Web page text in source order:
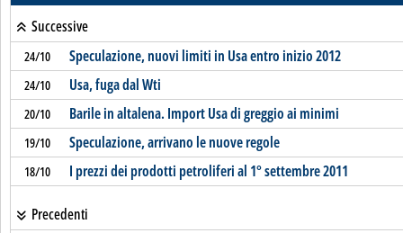
Successive
24/10 Speculazione, nuovi limiti in Usa entro inizio 2012
24/10 Usa, fuga dal Wti
20/10 Barile in altalena. Import Usa di greggio ai minimi
19/10 Speculazione, arrivano le nuove regole
18/10 I prezzi dei prodotti petroliferi al 1° settembre 2011
Precedenti